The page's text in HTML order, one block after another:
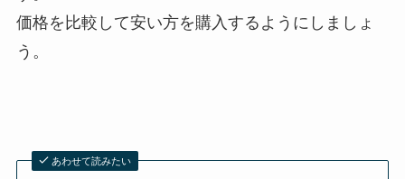
価格を比較して安い方を購入するようにしましょ
う。
あわせて読みたい